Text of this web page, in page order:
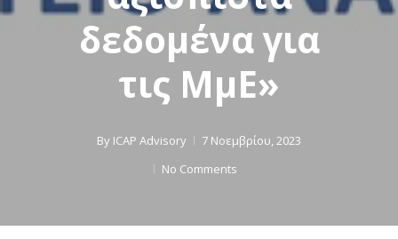
δεδομένα για
τις ΜμΕ»
By ICAP Advisory
7 Νοεμβρίου, 2023
No Comments